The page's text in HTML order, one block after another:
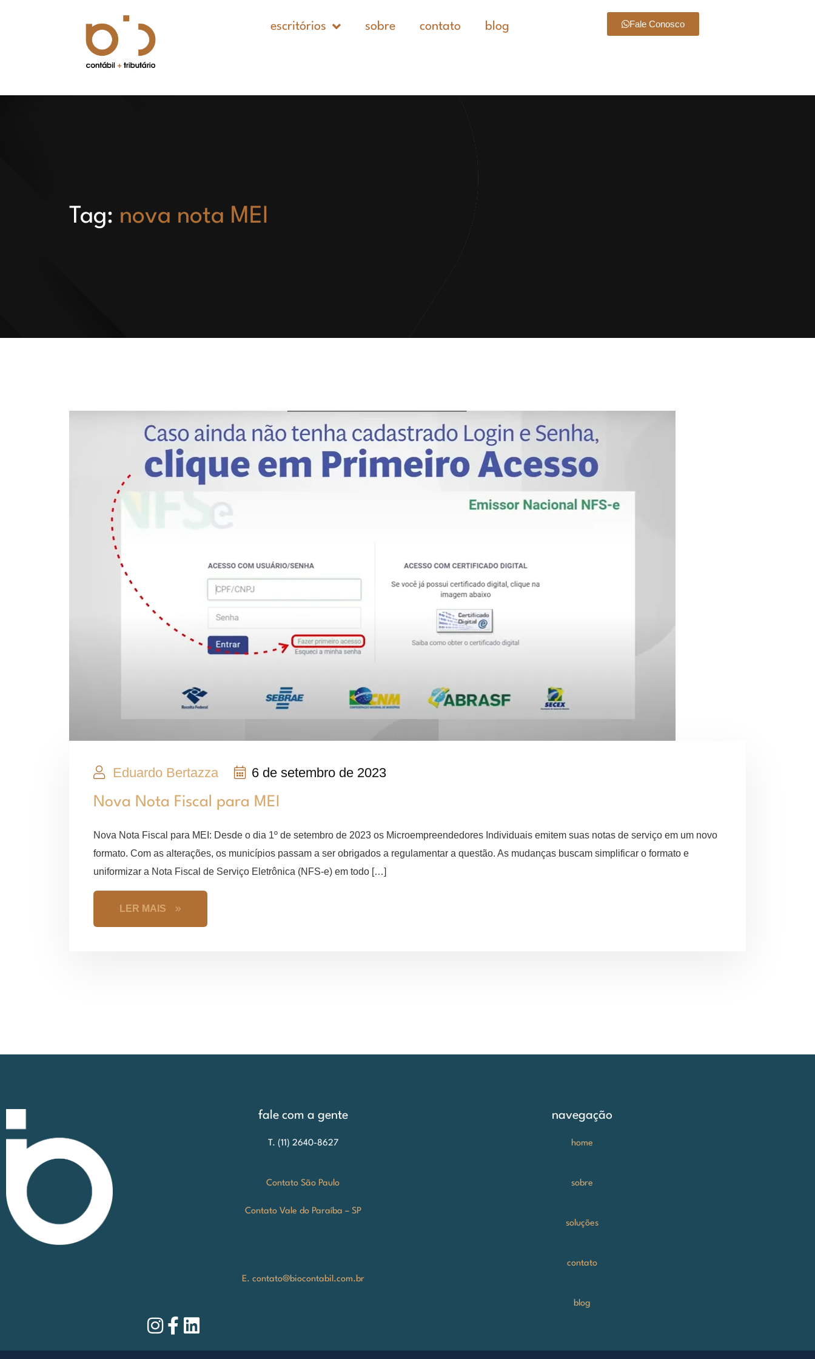
escritórios sobre contato blog Fale Conosco
Tag: nova nota MEI
Eduardo Bertazza 6 de setembro de 2023
Nova Nota Fiscal para MEI
Nova Nota Fiscal para MEI: Desde o dia 1º de setembro de 2023 os Microempreendedores Individuais emitem suas notas de serviço em um novo
formato. Com as alterações, os municípios passam a ser obrigados a regulamentar a questão. As mudanças buscam simplificar o formato e
uniformizar a Nota Fiscal de Serviço Eletrônica (NFS-e) em todo […]
LER MAIS
fale com a gente
T. (11) 2640-8627
Contato São Paulo
Contato Vale do Paraíba – SP
E. contato@biocontabil.com.br
navegação
home
sobre
soluções
contato
blog